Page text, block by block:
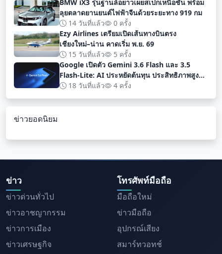
BMW iX3 รุ่นฐานล้อยาวเผยสเปกเหนือชั้น พร้อม
ลุยตลาดยานยนต์ไฟฟ้าจีนด้วยระยะทาง 919 กม
14 วันที่แล้ว
0 ครั้ง
Ezy Airlines เตรียมเปิดเส้นทางบินตรง
เชียงใหม่–น่าน คาดเริ่ม พ.ย. 69
15 วันที่แล้ว
5 ครั้ง
Google เปิดตัว Gemini 3.6 Flash และ 3.5
Flash-Lite: AI ประหยัดต้นทุน ประสิทธิภาพสูง
สำหรับนักพัฒนา
18 วันที่แล้ว 4 ครั้ง
ข่าวยอดนิยม
ข่าว
ข่าวด่วนทั่วไป
ข่าวอาชญากรรม
ข่าวการเมือง
ข่าวเศรษฐกิจ
โทรศัพท์มือถือ
มือถือใหม่
ข่าวมือถือ
อุปกรณ์เสียง
สมาร์ทวอทช์